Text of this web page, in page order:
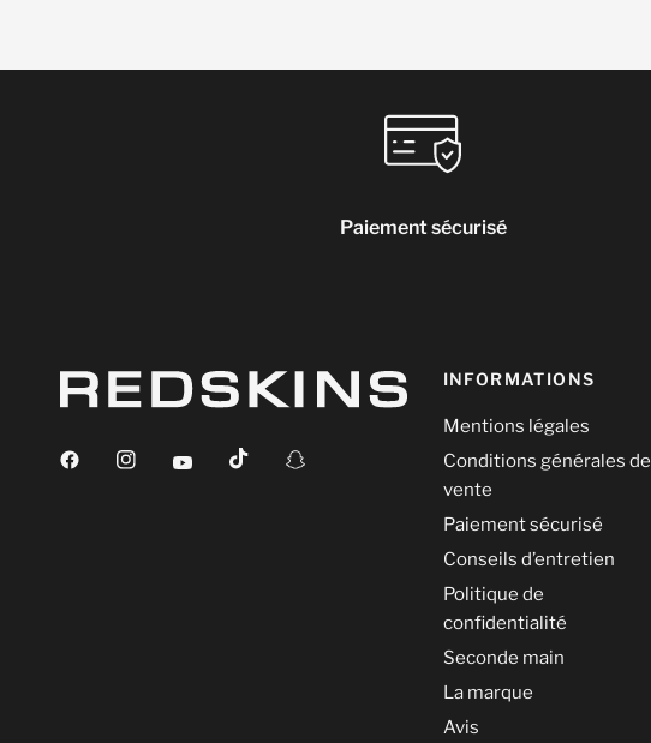
Paiement sécurisé
INFORMATIONS
Mentions légales
Conditions générales de
vente
Paiement sécurisé
Conseils d’entretien
Politique de
confidentialité
Seconde main
La marque
Avis